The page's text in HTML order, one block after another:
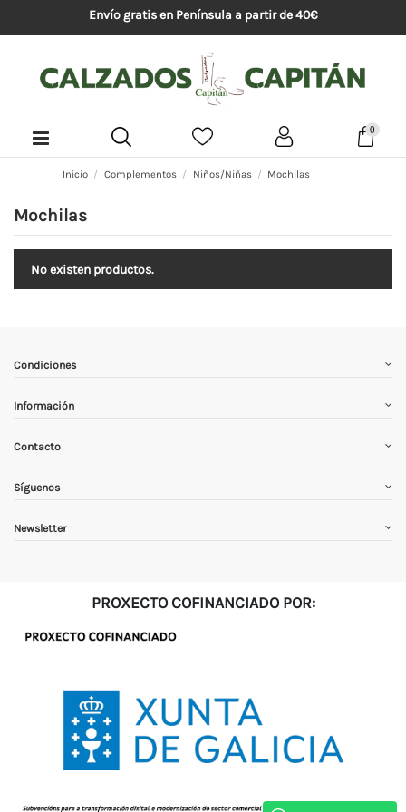
Envío gratis en Península a partir de 40€
0
Inicio Complementos Niños/Niñas Mochilas
Mochilas
No existen productos.
Condiciones
Información
Contacto
Síguenos
Newsletter
PROXECTO COFINANCIADO POR: